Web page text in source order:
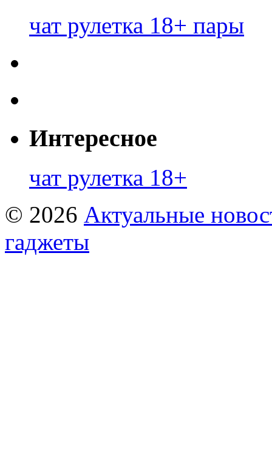
чат рулетка 18+ пары
Интересное
чат рулетка 18+
© 2026 Актуальные
гаджеты